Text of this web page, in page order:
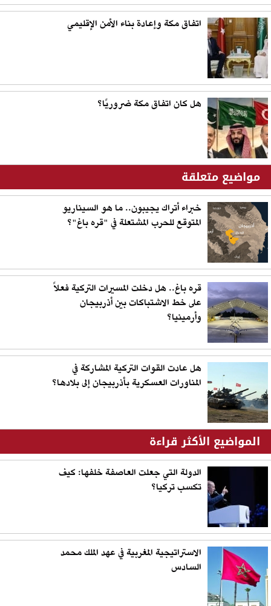
اتفاق مكة وإعادة بناء الأمن الإقليمي
هل كان اتفاق مكة ضروريًا؟
مواضيع متعلقة
خبراء أتراك يجيبون.. ما هو السيناريو
المتوقع للحرب المشتعلة في "قره باغ"؟
قره باغ.. هل دخلت المسيرات التركية فعلاً
على خط الاشتباكات بين أذربيجان
وأرمينيا؟
هل عادت القوات التركية المشاركة في
المناورات العسكرية بأذربيجان إلى بلادها؟
المواضيع الأكثر قراءة
الدولة التي جعلت العاصفة خلفها: كيف
تكسب تركيا؟
الاستراتيجية المغربية في عهد الملك محمد
السادس